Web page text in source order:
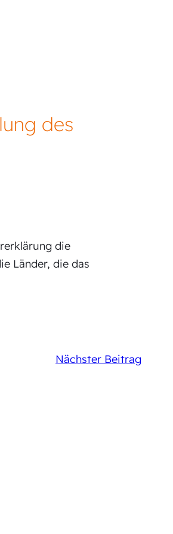
des
die
Länder, die das
Nächster Beitrag